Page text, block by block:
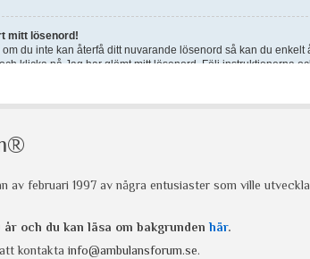
av februari 1997 av några entusiaster som ville utveckla
och du kan läsa om bakgrunden här.
kontakta info@ambulansforum.se.